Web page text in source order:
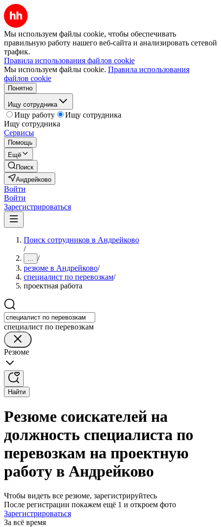
Мы используем файлы cookie, чтобы обеспечивать
правильную работу нашего веб-сайта и анализировать сетевой
трафик.
Правила использования файлов cookie
Мы используем файлы cookie. Правила использования
файлов cookie
Понятно
Ищу сотрудника
Ищу работу
Ищу сотрудника
Ищу сотрудника
Сервисы
Помощь
Ещё
Поиск
Андрейково
Войти
Войти
Зарегистрироваться
Поиск сотрудников в Андрейково
/
... /
резюме в Андрейково/
специалист по перевозкам/
проектная работа
специалист по перевозкам
Резюме
Найти
Резюме соискателей на
должность специалиста по
перевозкам на проектную
работу в Андрейково
Чтобы видеть все резюме, зарегистрируйтесь
После регистрации покажем ещё 1 и откроем фото
Зарегистрироваться
За всё время